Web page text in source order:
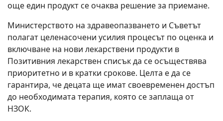
още един продукт се очаква решение за приемане.
Министерството на здравеопазването и Съветът
полагат целенасочени усилия процесът по оценка и
включване на нови лекарствени продукти в
Позитивния лекарствен списък да се осъществява
приоритетно и в кратки срокове. Целта е да се
гарантира, че децата ще имат своевременен достъп
до необходимата терапия, която се заплаща от
НЗОК.